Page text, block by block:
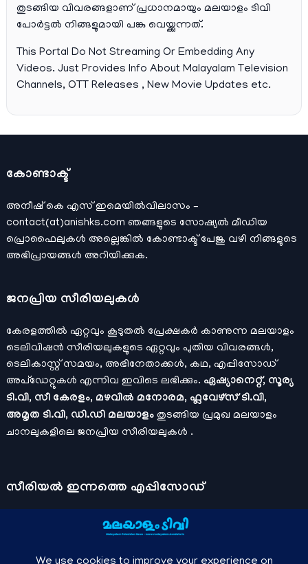
തുടങ്ങിയ വിവരങ്ങളാണ് പ്രധാനമായും മലയാളം ടിവി
പോര്‍ട്ടല്‍ നിങ്ങളുമായി പങ്കു വെയ്ക്കുന്നത്.
This Portal Do Not Streaming Or Embedding Any
Videos. Just Provides Info About Malayalam Television
Channels, OTT Releases , New Movie Updates etc.
കോണ്ടാക്ട്
അനീഷ്‌ കെ എസ് ഇമെയില്‍വിലാസം –
contact(at)anishks.com ഞങ്ങളുടെ സോഷ്യല്‍ മീഡിയ
പ്രൊഫൈലുകള്‍ അല്ലെങ്കില്‍ കോണ്ടാക്ട്പേജു വഴി നിങ്ങളുടെ
അഭിപ്രായങ്ങള്‍ അറിയിക്കുക.
ജനപ്രിയ സീരിയലുകള്‍
കേരളത്തിൽ ഏറ്റവും കൂടുതൽ പ്രേക്ഷകർ കാണുന്ന മലയാളം
ടെലിവിഷൻ സീരിയലുകളുടെ ഏറ്റവും പുതിയ വിവരങ്ങൾ,
ടെലികാസ്റ്റ് സമയം, അഭിനേതാക്കൾ, കഥ, എപ്പിസോഡ്
അപ്ഡേറ്റുകൾ എന്നിവ ഇവിടെ ലഭിക്കും. ഏഷ്യാനെറ്റ്, സൂര്യ
ടി.വി, സീ കേരളം, മഴവിൽ മനോരമ, ഫ്ലവേഴ്സ് ടി.വി,
അമൃത ടി.വി, ഡി.ഡി മലയാളം തുടങ്ങിയ പ്രമുഖ മലയാളം
ചാനലുകളിലെ ജനപ്രിയ സീരിയലുകൾ .
സീരിയല്‍ ഇന്നത്തെ എപ്പിസോഡ്
ചാനലുകളുടെ ഔദ്യോഗിക മൊബൈല്‍ ആപ്പുകള്‍ , ഒഫിഷ്യല്‍
യൂട്യൂബ് ചാനല്‍ ഇവ ഉപയോഗപ്പെടുത്തി കഴിഞ്ഞുപോയ